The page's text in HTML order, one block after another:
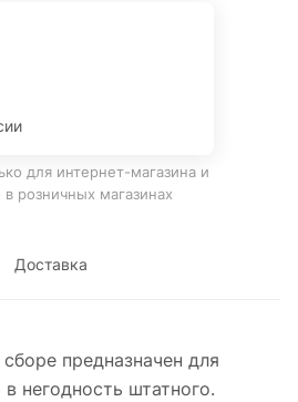
для интернет-магазина и
розничных магазинах
Доставка
предназначен для
негодность штатного.